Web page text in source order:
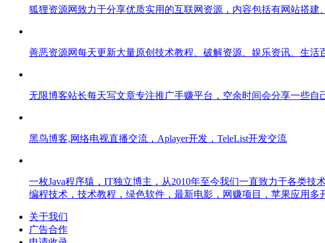
狐狸资源网致力于分享优质实用的互联网资源，内容包括有网站搭
善恶资源网每天更新大量原创技术教程、破解资源、娱乐资讯、生
无限博客站长每天写文章专注推广手赚平台，空余时间会分享一些
黑鸟博客,网络电视直播交流，Aplayer开发，TeleList开发交流
一枚Java程序猿，IT独立博主，从2010年至今我们一直致力于各类
编程技术，技术教程，绿色软件，最新电影，网赚项目，苹果应用多
关于我们
广告合作